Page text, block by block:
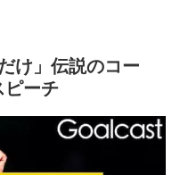
け」伝説のコー
ピーチ